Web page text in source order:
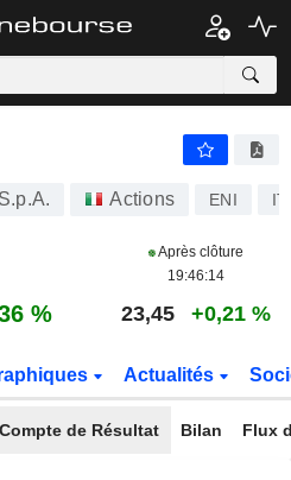
Actions ENI
Après clôture
19:46:14
% 23,45 +0,21 %
Actualités
Compte de Résultat Bilan Flux